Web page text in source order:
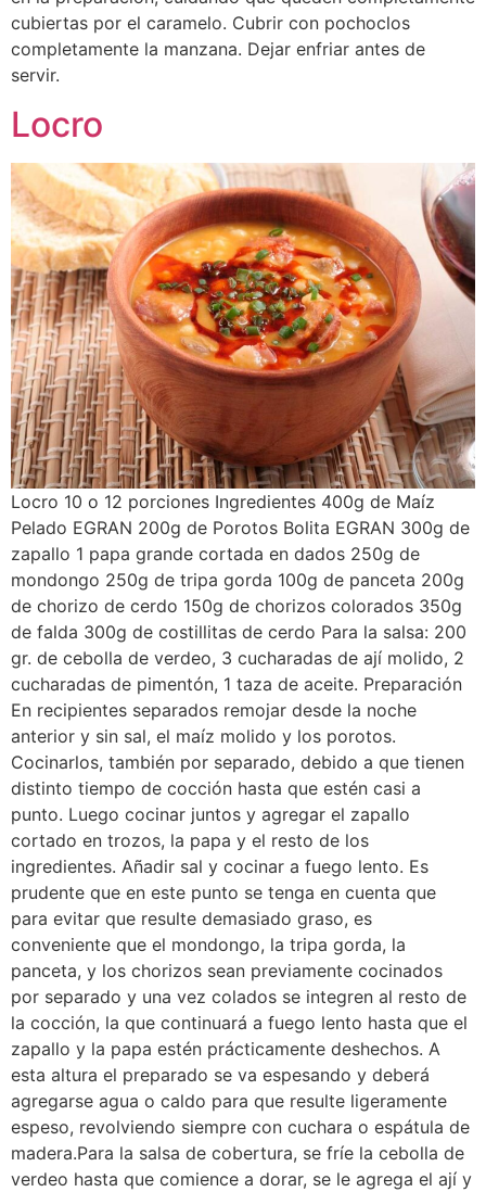
cubiertas por el caramelo. Cubrir con pochoclos
completamente la manzana. Dejar enfriar antes de
servir.
Locro
Locro 10 o 12 porciones Ingredientes 400g de Maíz
Pelado EGRAN 200g de Porotos Bolita EGRAN 300g de
zapallo 1 papa grande cortada en dados 250g de
mondongo 250g de tripa gorda 100g de panceta 200g
de chorizo de cerdo 150g de chorizos colorados 350g
de falda 300g de costillitas de cerdo Para la salsa: 200
gr. de cebolla de verdeo, 3 cucharadas de ají molido, 2
cucharadas de pimentón, 1 taza de aceite. Preparación
En recipientes separados remojar desde la noche
anterior y sin sal, el maíz molido y los porotos.
Cocinarlos, también por separado, debido a que tienen
distinto tiempo de cocción hasta que estén casi a
punto. Luego cocinar juntos y agregar el zapallo
cortado en trozos, la papa y el resto de los
ingredientes. Añadir sal y cocinar a fuego lento. Es
prudente que en este punto se tenga en cuenta que
para evitar que resulte demasiado graso, es
conveniente que el mondongo, la tripa gorda, la
panceta, y los chorizos sean previamente cocinados
por separado y una vez colados se integren al resto de
la cocción, la que continuará a fuego lento hasta que el
zapallo y la papa estén prácticamente deshechos. A
esta altura el preparado se va espesando y deberá
agregarse agua o caldo para que resulte ligeramente
espeso, revolviendo siempre con cuchara o espátula de
madera.Para la salsa de cobertura, se fríe la cebolla de
verdeo hasta que comience a dorar, se le agrega el ají y